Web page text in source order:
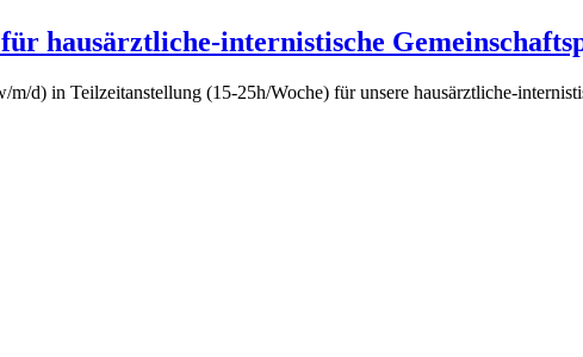
hausärztliche-internistische
d) in Teilzeitanstellung (15-25h/Woche) für unsere hausärztliche-